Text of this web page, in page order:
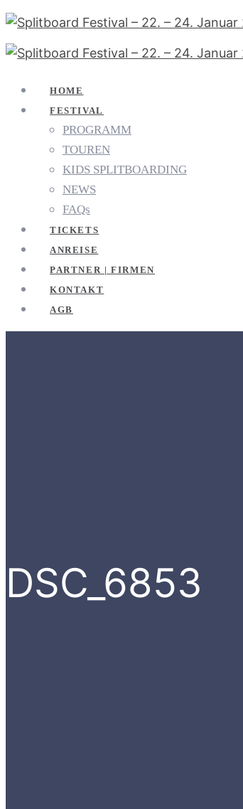
HOME
FESTIVAL
PROGRAMM
TOUREN
KIDS SPLITBOARDING
NEWS
FAQs
TICKETS
ANREISE
PARTNER | FIRMEN
KONTAKT
AGB
DSC_6853